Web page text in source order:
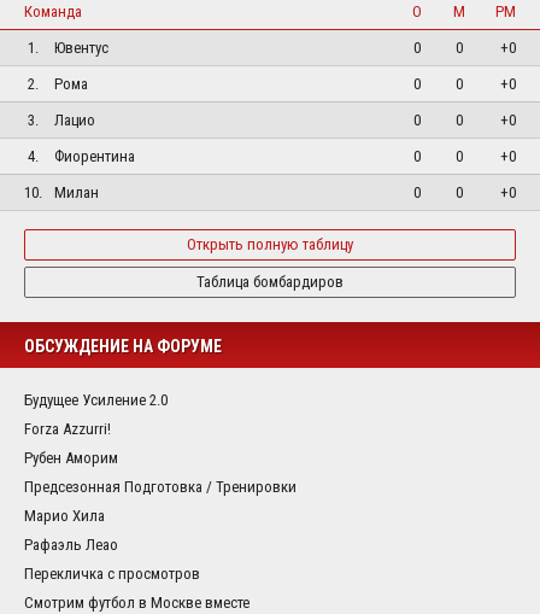
Команда О М
РМ
1.
Ювентус 0 0
+0
2.
Рома 0 0
+0
3.
Лацио 0 0
+0
4.
Фиорентина 0 0
+0
10.
Милан 0 0 +0
Открыть полную таблицу
Таблица бомбардиров
ОБСУЖДЕНИЕ НА ФОРУМЕ
Будущее Усиление 2.0
Forza Azzurri!
Рубен Аморим
Предсезонная Подготовка / Тренировки
Марио Хила
Рафаэль Леао
Перекличка с просмотров
Смотрим футбол в Москве вместе